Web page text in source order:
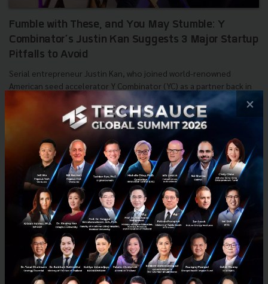
Fumble with These, and You May Stumble: Y
Combinator’s Justin Kan Suggests 3 Major Startup
Pitfalls to Avoid
Serial entrepreneur Justin Kan, who joined world-renowned
American seed accelerator Y Combinator (YC) as a partner back in
2014, says the top three ways to shoot yourself in the fo...
| ByTechsauce Team
Tech & Biz Justin Kan Y Combinator Interviews Techsauce Summit
×